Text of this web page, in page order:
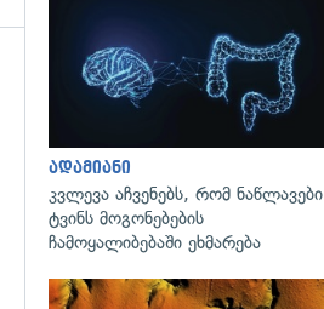
გადახედვა
ადამიანი
კვლევა აჩვენებს, რომ ნაწლავები
ტვინს მოგონებების
ჩამოყალიბებაში ეხმარება